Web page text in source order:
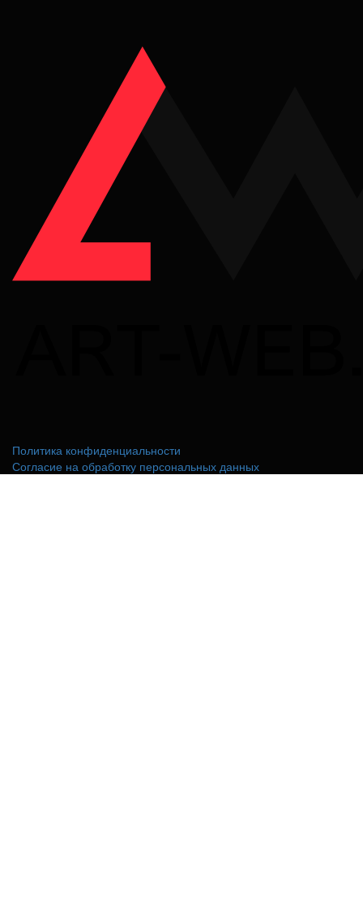
Политика конфиденциальности
Согласие на обработку персональных данных